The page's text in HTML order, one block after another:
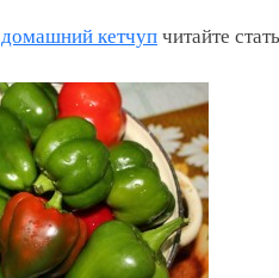
домашний кетчупчитайте